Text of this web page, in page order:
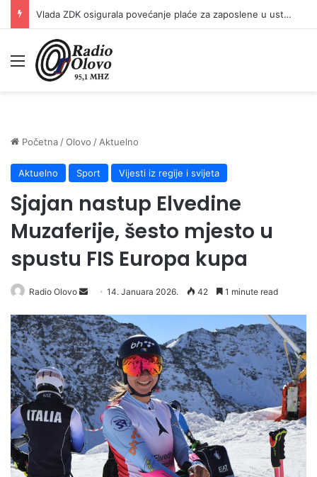
Vlada ZDK osigurala povećanje plaće za zaposlene u ustanovama kulture
Meni
Početna /Olovo / Aktuelno
Aktuelno Sport Vijesti iz regije i svijeta
Sjajan nastup Elvedine
Muzaferije, šesto mjesto u
spustu FIS Europa kupa
Radio Olovo
n
d
a
n
e
m
a
14. Januara 2026. 42 1 minute read